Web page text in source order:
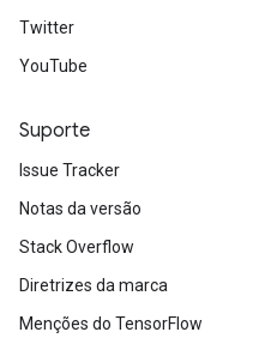
Twitter
YouTube
Suporte
Issue Tracker
Notas da versão
Stack Overflow
Diretrizes da marca
Menções do TensorFlow